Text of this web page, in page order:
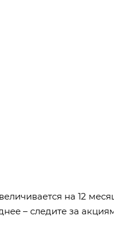
на 12
– следите за